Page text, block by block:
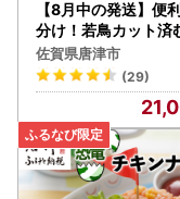
【8月中の発送】便
分け！若鳥カット済
200g×24袋(合計
鶏肉 唐揚げ 親子丼 お
佐賀県唐津市
(29)